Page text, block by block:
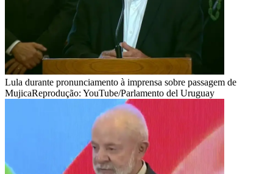
Lula durante pronunciamento à imprensa sobre passagem de
MujicaReprodução: YouTube/Parlamento del Uruguay